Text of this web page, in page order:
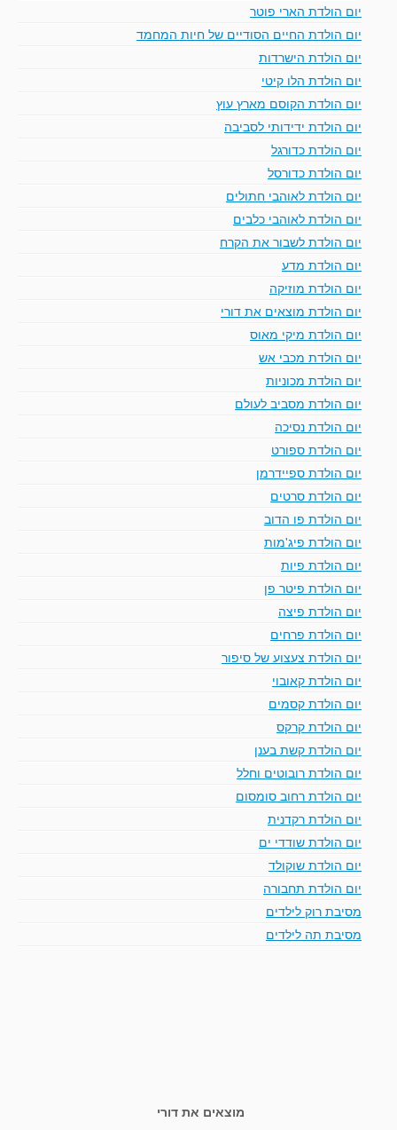
יום הולדת הארי פוטר
יום הולדת החיים הסודיים של חיות המחמד
יום הולדת הישרדות
יום הולדת הלו קיטי
יום הולדת הקוסם מארץ עוץ
יום הולדת ידידותי לסביבה
יום הולדת כדורגל
יום הולדת כדורסל
יום הולדת לאוהבי חתולים
יום הולדת לאוהבי כלבים
יום הולדת לשבור את הקרח
יום הולדת מדע
יום הולדת מוזיקה
יום הולדת מוצאים את דורי
יום הולדת מיקי מאוס
יום הולדת מכבי אש
יום הולדת מכוניות
יום הולדת מסביב לעולם
יום הולדת נסיכה
יום הולדת ספורט
יום הולדת ספיידרמן
יום הולדת סרטים
יום הולדת פו הדוב
יום הולדת פיג'מות
יום הולדת פיות
יום הולדת פיטר פן
יום הולדת פיצה
יום הולדת פרחים
יום הולדת צעצוע של סיפור
יום הולדת קאובוי
יום הולדת קסמים
יום הולדת קרקס
יום הולדת קשת בענן
יום הולדת רובוטים וחלל
יום הולדת רחוב סומסום
יום הולדת רקדנית
יום הולדת שודדי ים
יום הולדת שוקולד
יום הולדת תחבורה
מסיבת רוק לילדים
מסיבת תה לילדים
מוצאים את דורי